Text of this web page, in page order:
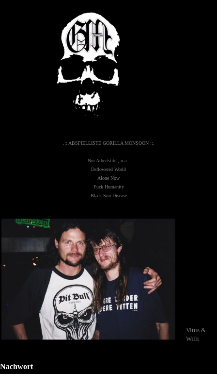
.:: ABSPIELLISTE GORILLA MONSOON ::.
Nur Arbeitstitel, u.a.:
Deflowered World
Alone Now
Fuck Humanity
Black Sun Disease
Vitus &
Willi
Nachwort